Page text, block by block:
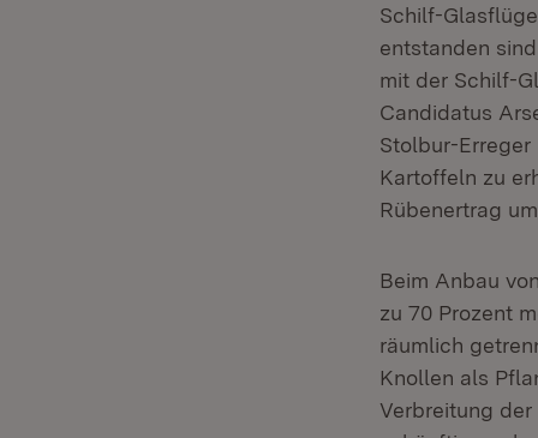
Schilf-
entstanden
mit der Schilf-
Candidatus
Stolbur-
Kartoffeln zu
Rübenertrag
Beim Anbau
zu 70 Prozent
räumlich
Knollen als
Verbreitung